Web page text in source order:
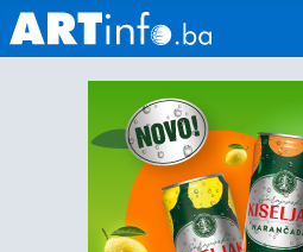
Početna
Sport